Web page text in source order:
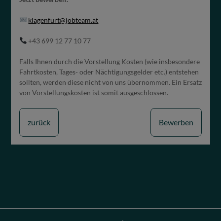
klagenfurt@jobteam.at
+43 699 12 77 10 77
Falls Ihnen durch die Vorstellung Kosten (wie insbesondere
Fahrtkosten, Tages- oder Nächtigungsgelder etc.) entstehen
sollten, werden diese nicht von uns übernommen. Ein Ersatz
von Vorstellungskosten ist somit ausgeschlossen.
zurück Bewerben